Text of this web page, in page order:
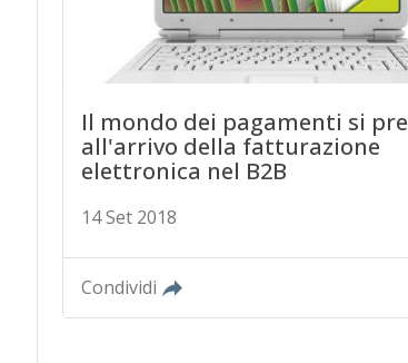
Il mondo dei pagamenti si
all'arrivo della fatturazione
elettronica nel B2B
14 Set 2018
Condividi